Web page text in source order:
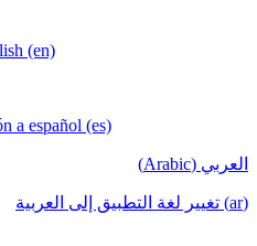
(en)
a español (es)
العربي (Arabic)
(ar) تغيير لغة التطبيق إلى العربية